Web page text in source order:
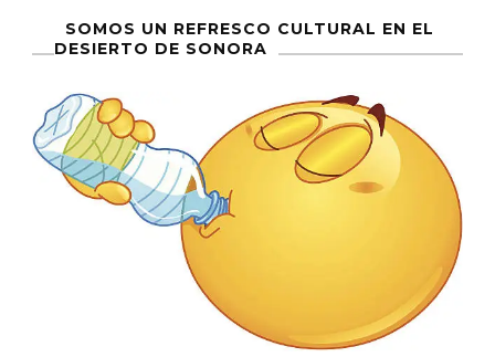
Fuerza
Excesiva
entradas
SOMOS UN REFRESCO CULTURAL EN EL
DESIERTO DE SONORA